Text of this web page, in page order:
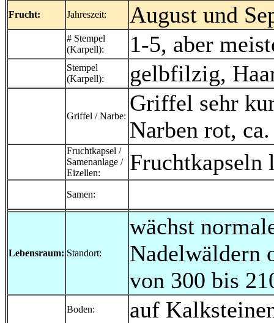
Frucht: Jahreszeit: August und
# Stempel
(Karpell):
1-5, aber
Stempel
(Karpell):
gelbfilzig,
Griffel / Narbe:
Griffel sehr
Narben rot,
Fruchtkapsel /
Samenanlage /
Eizellen:
Samen:
Lebensraum: Standort:
wächst
Nadelwäldern
von 300 bis
Boden: auf